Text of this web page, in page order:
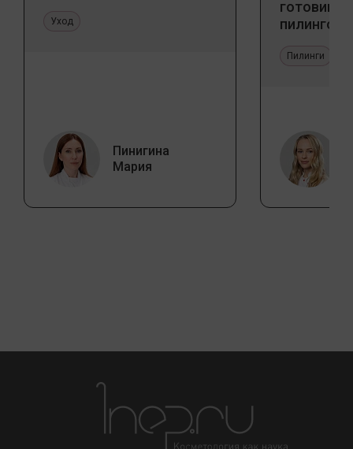
Уход
Пинигина
Мария
готовим
пилингов
Пилинги